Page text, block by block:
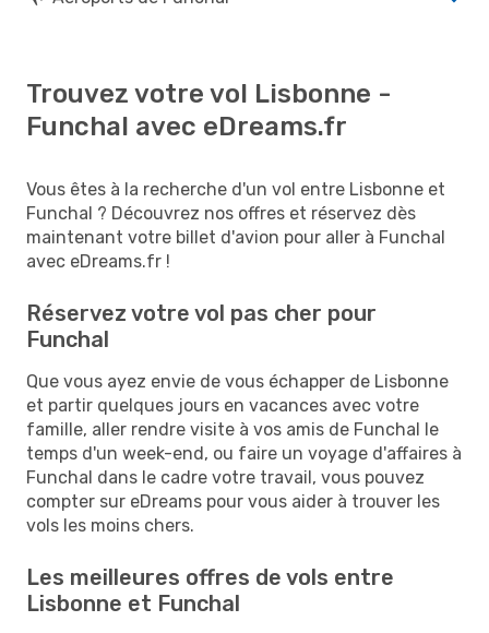
Trouvez votre vol Lisbonne -
Funchal avec eDreams.fr
Vous êtes à la recherche d'un vol entre Lisbonne et
Funchal ? Découvrez nos offres et réservez dès
maintenant votre billet d'avion pour aller à Funchal
avec eDreams.fr !
Réservez votre vol pas cher pour
Funchal
Que vous ayez envie de vous échapper de Lisbonne
et partir quelques jours en vacances avec votre
famille, aller rendre visite à vos amis de Funchal le
temps d'un week-end, ou faire un voyage d'affaires à
Funchal dans le cadre votre travail, vous pouvez
compter sur eDreams pour vous aider à trouver les
vols les moins chers.
Les meilleures offres de vols entre
Lisbonne et Funchal